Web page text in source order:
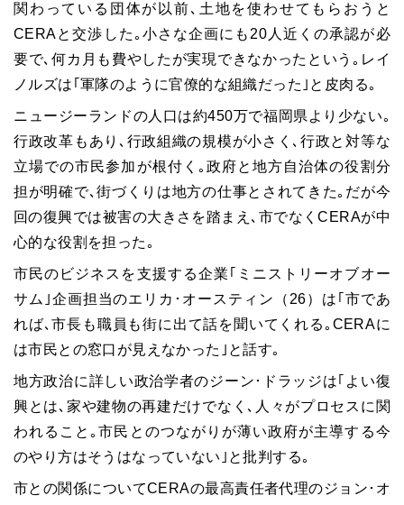
関わっている団体が以前､土地を使わせてもらおうと
CERAと交渉した｡小さな企画にも20人近くの承認が必
要で､何カ月も費やしたが実現できなかったという｡レイ
ノルズは｢軍隊のように官僚的な組織だった｣と皮肉る｡
ニュージーランドの人口は約450万で福岡県より少ない｡
行政改革もあり､行政組織の規模が小さく､行政と対等な
立場での市民参加が根付く｡政府と地方自治体の役割分
担が明確で､街づくりは地方の仕事とされてきた｡だが今
回の復興では被害の大きさを踏まえ､市でなくCERAが中
心的な役割を担った｡
市民のビジネスを支援する企業｢ミニストリーオブオー
サム｣企画担当のエリカ･オースティン（26）は｢市であ
れば､市長も職員も街に出て話を聞いてくれる｡CERAに
は市民との窓口が見えなかった｣と話す｡
地方政治に詳しい政治学者のジーン･ドラッジは｢よい復
興とは､家や建物の再建だけでなく､人々がプロセスに関
われること｡市民とのつながりが薄い政府が主導する今
のやり方はそうはなっていない｣と批判する｡
市との関係についてCERAの最高責任者代理のジョン･オ